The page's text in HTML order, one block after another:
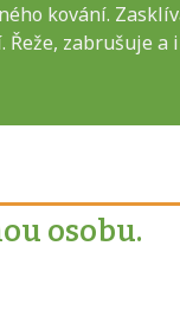
kování.
zabrušuje
osobu.